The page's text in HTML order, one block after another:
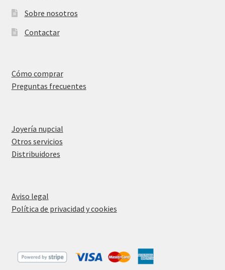
Sobre nosotros
Contactar
Cómo comprar
Preguntas frecuentes
Joyería nupcial
Otros servicios
Distribuidores
Aviso legal
Política de privacidad y cookies